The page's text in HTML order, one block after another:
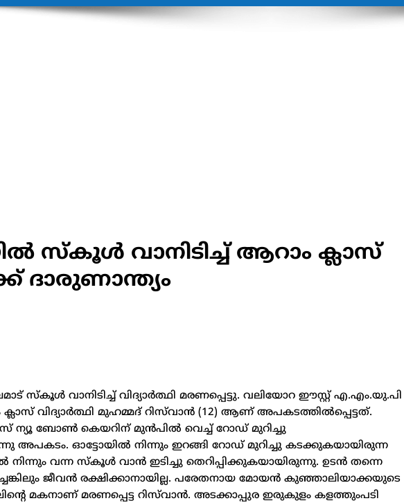
സ്കൂൾ വാനിടിച്ച് ആറാം ക്ലാസ്
ദാരുണാന്ത്യം
സ്കൂൾ വാനിടിച്ച് വിദ്യാർത്ഥി മരണപ്പെട്ടു. വലിയോറ ഈസ്റ്റ് എ.എം.യു.പി
ക്ലാസ് വിദ്യാർത്ഥി മുഹമ്മദ് റിസ്‌വാൻ (12) ആണ് അപകടത്തിൽപ്പെട്ടത്.
ന്യൂ ബോൺ കെയറിന് മുൻപിൽ വെച്ച് റോഡ് മുറിച്ചു
അപകടം. ഓട്ടോയിൽ നിന്നും ഇറങ്ങി റോഡ് മുറിച്ചു കടക്കുകയായിരുന്ന
നിന്നും വന്ന സ്കൂൾ വാൻ ഇടിച്ചു തെറിപ്പിക്കുകയായിരുന്നു. ഉടൻ തന്നെ
ജീവൻ രക്ഷിക്കാനായില്ല. പരേതനായ മോയൻ കുഞ്ഞാലിയാക്കയുടെ
മകനാണ് മരണപ്പെട്ട റിസ്‌വാൻ. അടക്കാപ്പുര ഇരുകുളം കളത്തുംപടി